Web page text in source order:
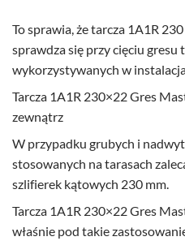
To sprawia, że tarcza 1A1R
sprawdza się przy cięciu gresu
wykorzystywanych w
Tarcza 1A1R 230×22 Gres
zewnątrz
W przypadku grubych i
stosowanych na tarasach
szlifierek kątowych 230 mm.
Tarcza 1A1R 230×22 Gres
właśnie pod takie